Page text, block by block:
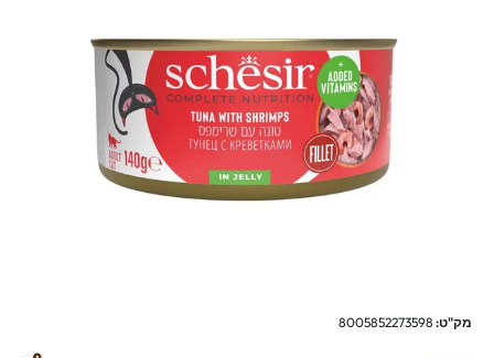
מק"ט: 8005852273598